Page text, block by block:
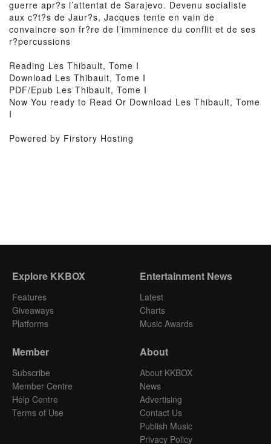
guerre apr?s l’attentat de Sarajevo. Devenu socialiste
aux c?t?s de Jaur?s, Jacques tente en vain de
convaincre son fr?re de l’imminence du conflit et de ses
r?percussions
Reading Les Thibault, Tome I
Download Les Thibault, Tome I
PDF/Epub Les Thibault, Tome I
Now You ready to Read Or Download Les Thibault, Tome
I
Powered by Firstory Hosting
Explore KKBOX
Features
Giveaways
Platforms
Entertainment News
Latest
Charts
Music Awards
Member
Subscribe
Member Centre
Help Centre
Terms of Use
About
About KKBOX
News
Advertising
Contact Us
Publish Music
Privacy Policy